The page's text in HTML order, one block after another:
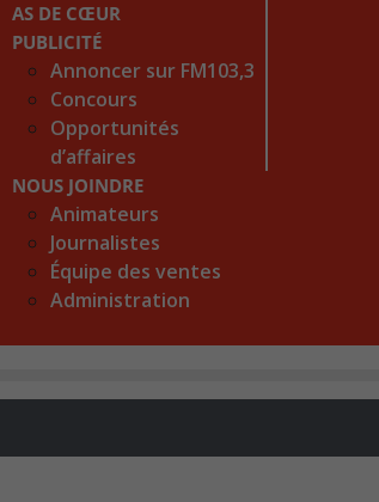
AS DE CŒUR
PUBLICITÉ
Annoncer sur FM103,3
Concours
Opportunités
d’affaires
NOUS JOINDRE
Animateurs
Journalistes
Équipe des ventes
Administration